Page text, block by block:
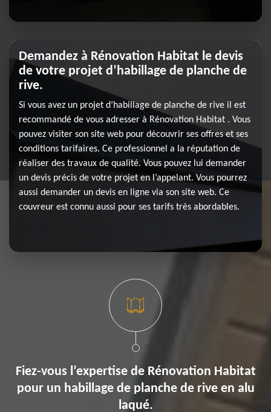
Demandez à Rénovation Habitat le devis
de votre projet d’habillage de planche de
rive.
Si vous avez un projet d’habillage de planche de rive il est
recommandé de vous adresser à Rénovation Habitat . Vous
pouvez visiter son site web pour découvrir ses offres et ses
conditions tarifaires. Ce professionnel a la réputation de
réaliser des travaux de qualité. Vous pouvez lui demander
un devis précis de votre projet en l’appelant. Vous pourrez
aussi demander un devis en ligne via son site web. Ce
couvreur est connu aussi pour ses tarifs très abordables.
Fiez-vous l’expertise de Rénovation Habitat
pour un habillage de planche de rive en alu
laqué.